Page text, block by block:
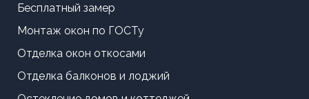
Бесплатный замер
Монтаж окон по ГОСТу
Отделка окон откосами
Отделка балконов и лоджий